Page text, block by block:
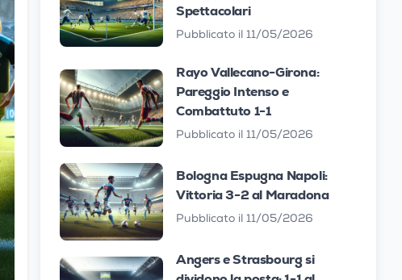
Spettacolari
Pubblicato il 11/05/2026
Rayo Vallecano-Girona:
Pareggio Intenso e
Combattuto 1-1
Pubblicato il 11/05/2026
Bologna Espugna Napoli:
Vittoria 3-2 al Maradona
Pubblicato il 11/05/2026
Angers e Strasbourg si